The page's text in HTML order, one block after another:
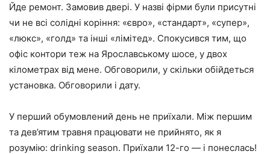
Йде ремонт. Замовив двері. У назві фірми були присутні
чи не всі солідні коріння: «євро», «стандарт», «супер»,
«люкс», «голд» та інші «лімітед». Спокусився тим, що
офіс контори теж на Ярославському шосе, у двох
кілометрах від мене. Обговорили, у скільки обійдеться
установка. Обговорили і дату.
У перший обумовлений день не приїхали. Між першим
та дев’ятим травня працювати не прийнято, як я
розумію: drinking season. Приїхали 12-го — і понеслась!